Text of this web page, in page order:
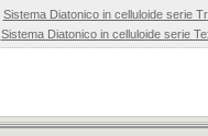
Sistema Diatonico in celluloide serie
Sistema Diatonico in celluloide serie